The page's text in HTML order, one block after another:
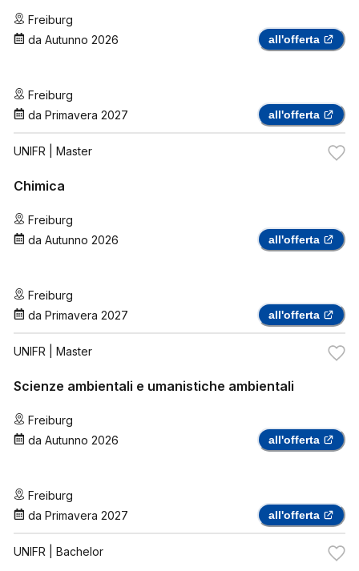
Freiburg
da Autunno 2026 all'offerta
Freiburg
da Primavera 2027 all'offerta
UNIFR | Master
Chimica
Freiburg
da Autunno 2026 all'offerta
Freiburg
da Primavera 2027 all'offerta
UNIFR | Master
Scienze ambientali e umanistiche ambientali
Freiburg
da Autunno 2026 all'offerta
Freiburg
da Primavera 2027 all'offerta
UNIFR | Bachelor